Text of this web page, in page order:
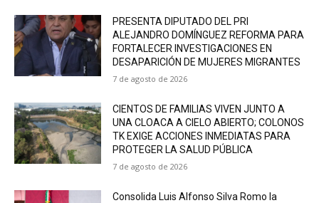
PRESENTA DIPUTADO DEL PRI
ALEJANDRO DOMÍNGUEZ REFORMA PARA
FORTALECER INVESTIGACIONES EN
DESAPARICIÓN DE MUJERES MIGRANTES
7 de agosto de 2026
CIENTOS DE FAMILIAS VIVEN JUNTO A
UNA CLOACA A CIELO ABIERTO; COLONOS
TK EXIGE ACCIONES INMEDIATAS PARA
PROTEGER LA SALUD PÚBLICA
7 de agosto de 2026
Consolida Luis Alfonso Silva Romo la